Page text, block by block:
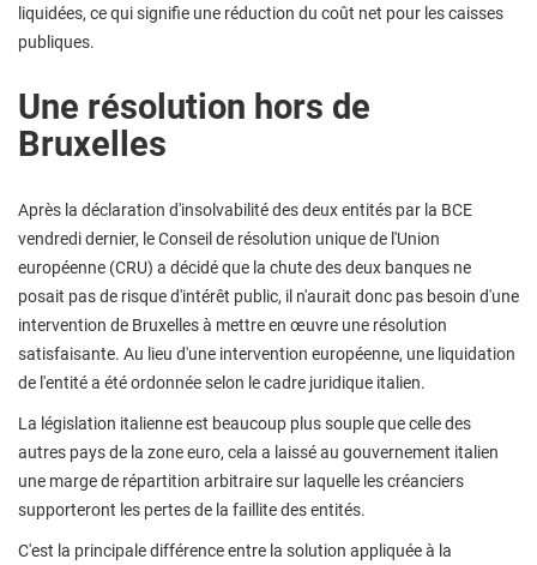
liquidées, ce qui signifie une réduction du coût net pour les caisses
publiques.
Une résolution hors de
Bruxelles
Après la déclaration d'insolvabilité des deux entités par la BCE
vendredi dernier, le Conseil de résolution unique de l'Union
européenne (CRU) a décidé que la chute des deux banques ne
posait pas de risque d'intérêt public, il n'aurait donc pas besoin d'une
intervention de Bruxelles à mettre en œuvre une résolution
satisfaisante. Au lieu d'une intervention européenne, une liquidation
de l'entité a été ordonnée selon le cadre juridique italien.
La législation italienne est beaucoup plus souple que celle des
autres pays de la zone euro, cela a laissé au gouvernement italien
une marge de répartition arbitraire sur laquelle les créanciers
supporteront les pertes de la faillite des entités.
C'est la principale différence entre la solution appliquée à la